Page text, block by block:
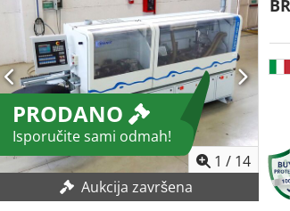
PRODANO
Isporučite sami odmah!
1 / 14
Aukcija završena